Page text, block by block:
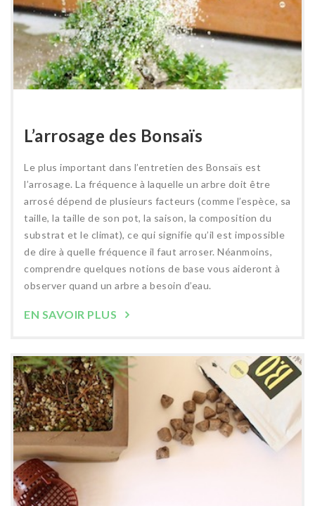
L’arrosage des Bonsaïs
Le plus important dans l’entretien des Bonsaïs est
l’arrosage. La fréquence à laquelle un arbre doit être
arrosé dépend de plusieurs facteurs (comme l’espèce, sa
taille, la taille de son pot, la saison, la composition du
substrat et le climat), ce qui signifie qu’il est impossible
de dire à quelle fréquence il faut arroser. Néanmoins,
comprendre quelques notions de base vous aideront à
observer quand un arbre a besoin d’eau.
EN SAVOIR PLUS